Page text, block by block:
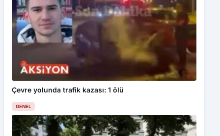
Çevre yolunda trafik kazası: 1 ölü
GENEL